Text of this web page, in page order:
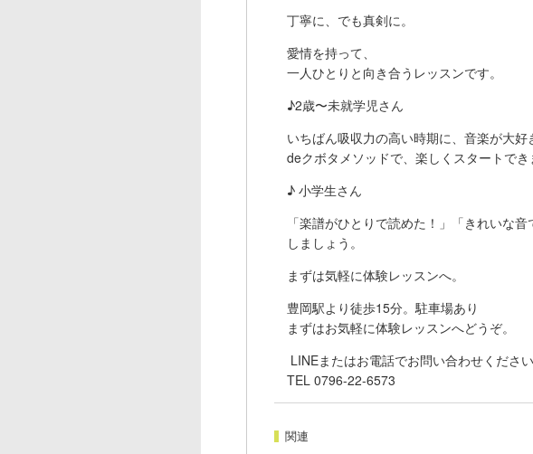
丁寧に、でも真剣に。
愛情を持って、
一人ひとりと向き合うレッスンです。
♪2歳〜未就学児さん
いちばん吸収力の高い時期に、音楽が大
deクボタメソッドで、楽しくスタートでき
♪ 小学生さん
「楽譜がひとりで読めた！」「きれいな
しましょう。
まずは気軽に体験レッスンへ。
豊岡駅より徒歩15分。駐車場あり
まずはお気軽に体験レッスンへどうぞ。
LINEまたはお電話でお問い合わせください
TEL 0796-22-6573
関連